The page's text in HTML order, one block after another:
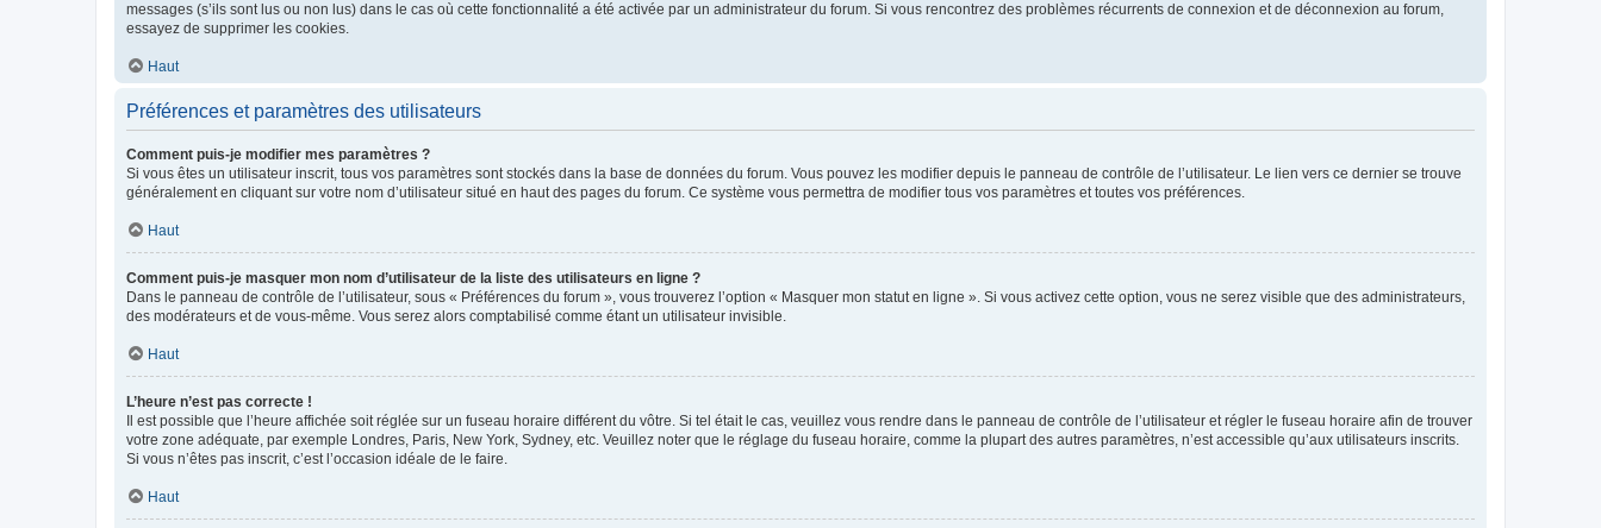
messages (s’ils sont lus ou non lus) dans le cas où cette fonctionnalité a été activée par un administrateur du forum. Si vous rencontrez des problèmes récurrents de connexion et de déconnexion au forum,
essayez de supprimer les cookies.
Haut
Préférences et paramètres des utilisateurs
Comment puis-je modifier mes paramètres ?
Si vous êtes un utilisateur inscrit, tous vos paramètres sont stockés dans la base de données du forum. Vous pouvez les modifier depuis le panneau de contrôle de l’utilisateur. Le lien vers ce dernier se trouve
généralement en cliquant sur votre nom d’utilisateur situé en haut des pages du forum. Ce système vous permettra de modifier tous vos paramètres et toutes vos préférences.
Haut
Comment puis-je masquer mon nom d’utilisateur de la liste des utilisateurs en ligne ?
Dans le panneau de contrôle de l’utilisateur, sous « Préférences du forum », vous trouverez l’option « Masquer mon statut en ligne ». Si vous activez cette option, vous ne serez visible que des administrateurs,
des modérateurs et de vous-même. Vous serez alors comptabilisé comme étant un utilisateur invisible.
Haut
L’heure n’est pas correcte !
Il est possible que l’heure affichée soit réglée sur un fuseau horaire différent du vôtre. Si tel était le cas, veuillez vous rendre dans le panneau de contrôle de l’utilisateur et régler le fuseau horaire afin de trouver
votre zone adéquate, par exemple Londres, Paris, New York, Sydney, etc. Veuillez noter que le réglage du fuseau horaire, comme la plupart des autres paramètres, n’est accessible qu’aux utilisateurs inscrits.
Si vous n’êtes pas inscrit, c’est l’occasion idéale de le faire.
Haut